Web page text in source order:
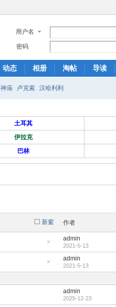
用户名
密码
动态 相册 淘帖
导读
神庙 卢克索 汉哈利利
土耳其
伊拉克
巴林
新窗 作者
藏
置
帖
admin
2021-5-13
藏
顶
admin
2021-5-13
admin
2025-12-23